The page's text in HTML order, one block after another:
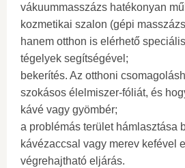
vákuummasszázs hatékonyan
kozmetikai szalon (gépi
hanem otthon is elérhető
tégelyek segítségével;
bekerítés. Az otthoni
szokásos élelmiszer-fóliát, és
kávé vagy gyömbér;
a problémás terület hámlasztása
kávézaccsal vagy merev kefével
végrehajtható eljárás.